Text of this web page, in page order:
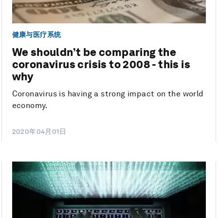
健康与医疗系统
We shouldn’t be comparing the
coronavirus crisis to 2008 - this is
why
Coronavirus is having a strong impact on the world
economy.
2020年04月01日